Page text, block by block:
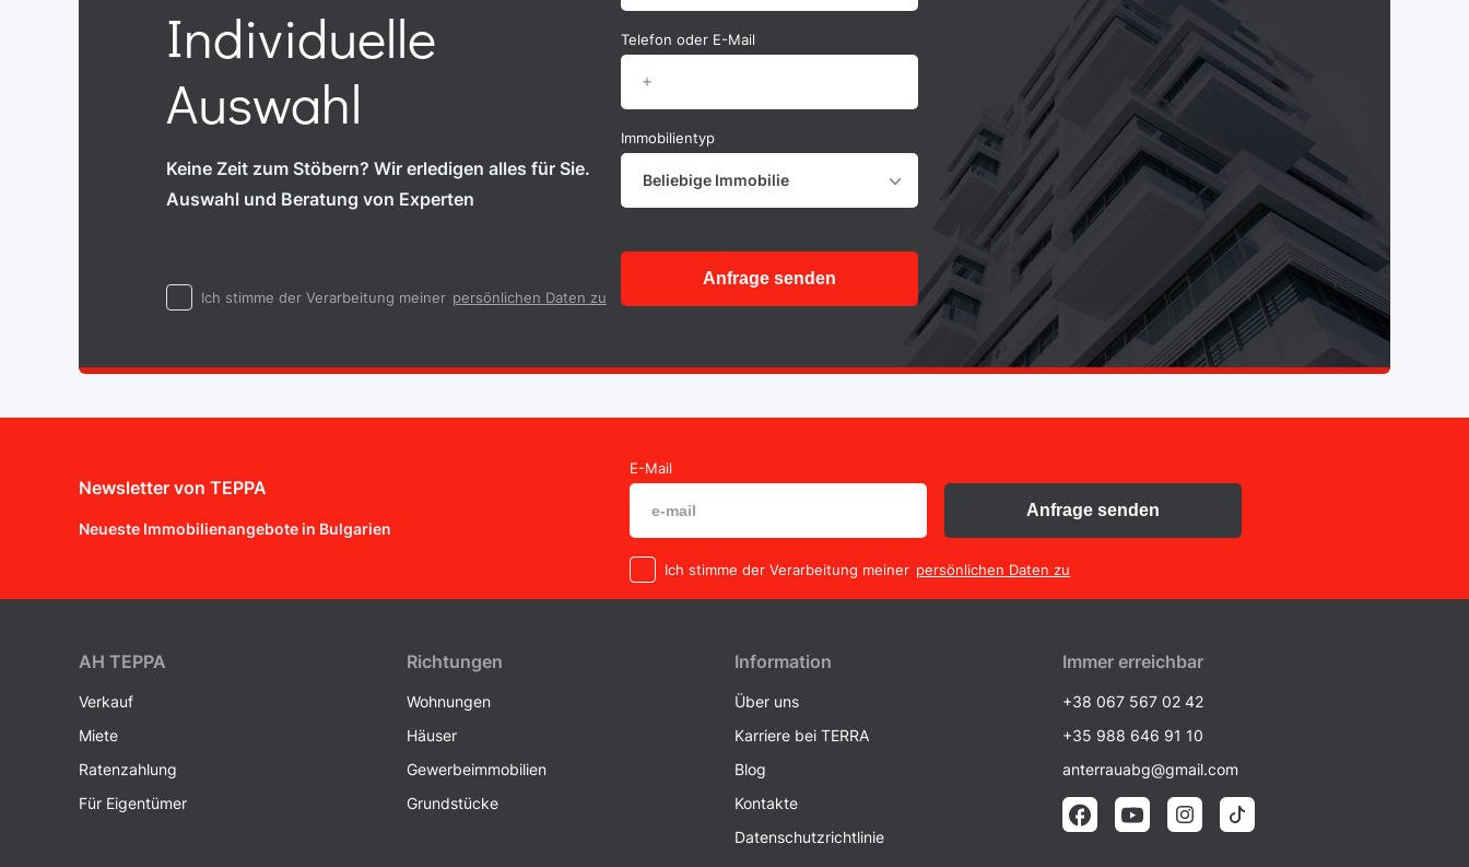
Individuelle
Auswahl
Keine Zeit zum Stöbern? Wir erledigen alles für Sie.
Auswahl und Beratung von Experten
Telefon oder E-Mail
Immobilientyp
Beliebige Immobilie
Anfrage senden
Ich stimme der Verarbeitung meiner persönlichen Daten zu
Newsletter von TEPPA
Neueste Immobilienangebote in Bulgarien
E-Mail
Ich stimme der Verarbeitung meiner persönlichen Daten zu
Anfrage senden
AH ТEPPA
Verkauf
Miete
Ratenzahlung
Für Eigentümer
Richtungen
Wohnungen
Häuser
Gewerbeimmobilien
Grundstücke
Information
Über uns
Karriere bei TERRA
Blog
Kontakte
Datenschutzrichtlinie
Immer erreichbar
+38 067 567 02 42
+35 988 646 91 10
anterrauabg@gmail.com